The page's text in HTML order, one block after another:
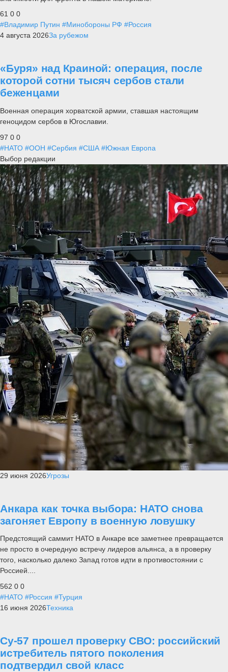
61 0 0
#Владимир Путин #Минобороны РФ #Россия
4 августа 2026За рубежом
«Буря» над Краиной: операция, после
которой сотни тысяч сербов стали
беженцами
Военная операция хорватской армии, ставшая настоящим
геноцидом сербов в Югославии.
97 0 0
#НАТО #ООН #Сербия #США #Южная Европа
Выбор редакции
29 июня 2026Угрозы
Анкара как точка выбора: НАТО снова
загоняет Европу в военную ловушку
Предстоящий саммит НАТО в Анкаре все заметнее превращается
не просто в очередную встречу лидеров альянса, а в проверку
того, насколько далеко Запад готов идти в противостоянии с
Россией....
562 0 0
#НАТО #Россия #Турция
16 июня 2026Техника
Су-57 прошел проверку СВО: российский
истребитель пятого поколения
подтвердил свой класс